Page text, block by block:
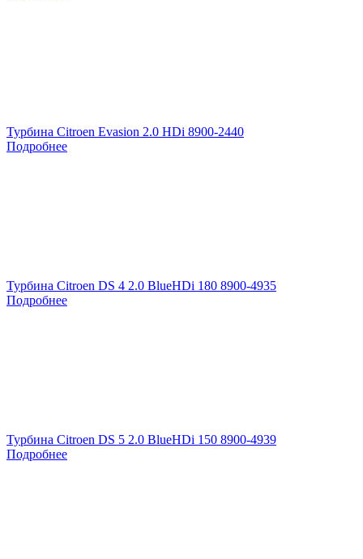
Турбина Citroen Evasion 2.0 HDi 8900-2440
Подробнее
Турбина Citroen DS 4 2.0 BlueHDi 180 8900-4935
Подробнее
Турбина Citroen DS 5 2.0 BlueHDi 150 8900-4939
Подробнее